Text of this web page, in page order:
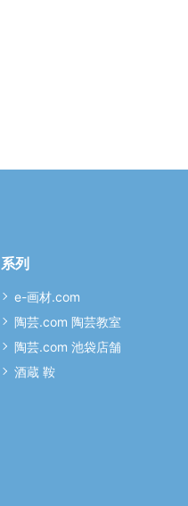
系列
e-画材.com
陶芸.com 陶芸教室
陶芸.com 池袋店舗
酒蔵 鞍